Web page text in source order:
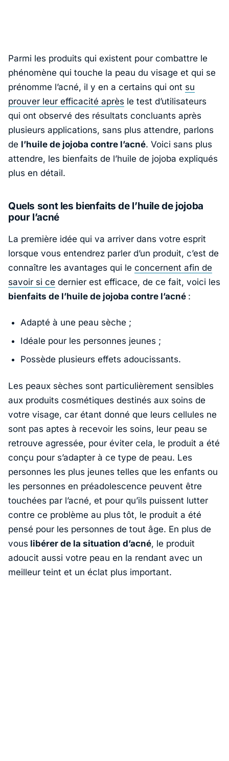
Parmi les produits qui existent pour combattre le
phénomène qui touche la peau du visage et qui se
prénomme l’acné, il y en a certains qui ont su
prouver leur efficacité après le test d’utilisateurs
qui ont observé des résultats concluants après
plusieurs applications, sans plus attendre, parlons
de l’huile de jojoba contre l’acné. Voici sans plus
attendre, les bienfaits de l’huile de jojoba expliqués
plus en détail.
Quels sont les bienfaits de l’huile de jojoba
pour l’acné
La première idée qui va arriver dans votre esprit
lorsque vous entendrez parler d’un produit, c’est de
connaître les avantages qui le concernent afin de
savoir si ce dernier est efficace, de ce fait, voici les
bienfaits de l’huile de jojoba contre l’acné :
Adapté à une peau sèche ;
Idéale pour les personnes jeunes ;
Possède plusieurs effets adoucissants.
Les peaux sèches sont particulièrement sensibles
aux produits cosmétiques destinés aux soins de
votre visage, car étant donné que leurs cellules ne
sont pas aptes à recevoir les soins, leur peau se
retrouve agressée, pour éviter cela, le produit a été
conçu pour s’adapter à ce type de peau. Les
personnes les plus jeunes telles que les enfants ou
les personnes en préadolescence peuvent être
touchées par l’acné, et pour qu’ils puissent lutter
contre ce problème au plus tôt, le produit a été
pensé pour les personnes de tout âge. En plus de
vous libérer de la situation d’acné, le produit
adoucit aussi votre peau en la rendant avec un
meilleur teint et un éclat plus important.